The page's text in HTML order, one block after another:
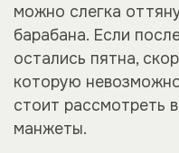
можно слегка
барабана. Если
остались пятна,
которую
стоит рассмотреть
манжеты.